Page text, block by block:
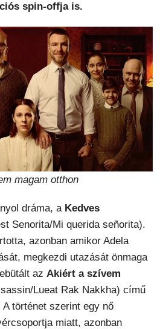
spin-offja is.
magam otthon
dráma, a Kedves
Senorita/Mi querida señorita).
azonban amikor Adela
megkezdi utazását önmaga
az Akiért a szívem
Lueat Rak Nakkha) című
történet szerint egy nő
miatt, azonban